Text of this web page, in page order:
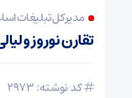
مدیرکل تبلیغات
تقارن نوروز و
کد نوشته: 2973